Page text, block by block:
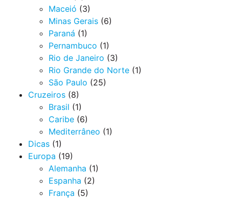
Maceió (3)
Minas Gerais (6)
Paraná (1)
Pernambuco (1)
Rio de Janeiro (3)
Rio Grande do Norte (1)
São Paulo (25)
Cruzeiros (8)
Brasil (1)
Caribe (6)
Mediterrâneo (1)
Dicas (1)
Europa (19)
Alemanha (1)
Espanha (2)
França (5)